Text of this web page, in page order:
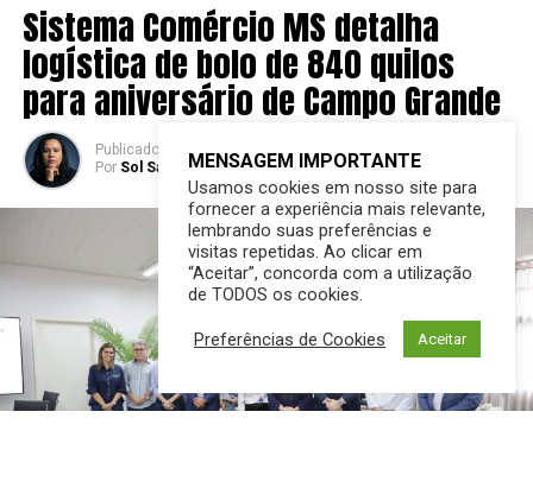
Sistema Comércio MS detalha
logística de bolo de 840 quilos
para aniversário de Campo Grande
Publicado 10 horas atrás em 06/08/2026
Por Sol Santandher/ Cesar ferreira
MENSAGEM IMPORTANTE
Usamos cookies em nosso site para
fornecer a experiência mais relevante,
lembrando suas preferências e
visitas repetidas. Ao clicar em
“Aceitar”, concorda com a utilização
de TODOS os cookies.
Preferências de Cookies Aceitar